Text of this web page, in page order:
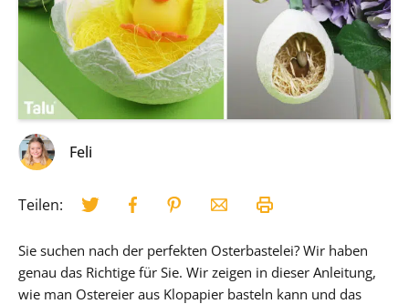
Feli
Teilen:
Sie suchen nach der perfekten Osterbastelei? Wir haben
genau das Richtige für Sie. Wir zeigen in dieser Anleitung,
wie man Ostereier aus Klopapier basteln kann und das